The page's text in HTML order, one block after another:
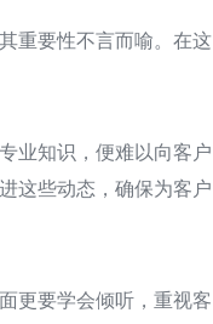
重要性不言而喻。在这
业知识，便难以向客户
这些动态，确保为客户
更要学会倾听，重视客